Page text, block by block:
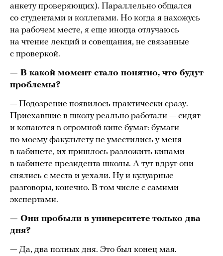
анкету проверяющих). Параллельно общался
со студентами и коллегами. Но когда я нахожусь
на рабочем месте, я еще иногда отлучаюсь
на чтение лекций и совещания, не связанные
с проверкой.
— В какой момент стало понятно, что будут
проблемы?
— Подозрение появилось практически сразу.
Приехавшие в школу реально работали — сидят
и копаются в огромной кипе бумаг: бумаги
по моему факультету не уместились у меня
в кабинете, их пришлось разложить кипами
в кабинете президента школы. А тут вдруг они
снялись с места и уехали. Ну и кулуарные
разговоры, конечно. В том числе с самими
экспертами.
— Они пробыли в университете только два
дня?
— Да, два полных дня. Это был конец мая.